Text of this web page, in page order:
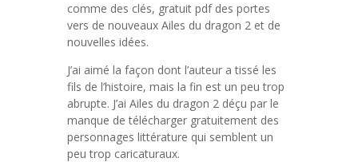
comme des clés, gratuit pdf des portes
vers de nouveaux Ailes du dragon 2 et de
nouvelles idées.
J’ai aimé la façon dont l’auteur a tissé les
fils de l’histoire, mais la fin est un peu trop
abrupte. J’ai Ailes du dragon 2 déçu par le
manque de télécharger gratuitement des
personnages littérature qui semblent un
peu trop caricaturaux.